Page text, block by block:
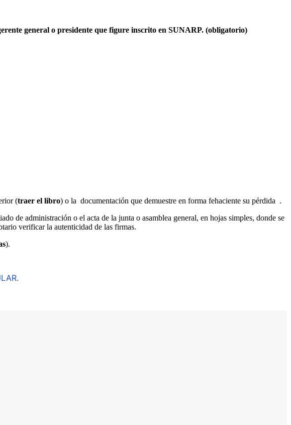
general o presidente que figure inscrito en SUNARP. (obligatorio)
(traer el libro) o la documentación que demuestre en forma fehaciente su pérdida .
de administración o el acta de la junta o asamblea general, en hojas simples, donde se
verificar la autenticidad de las firmas.
).